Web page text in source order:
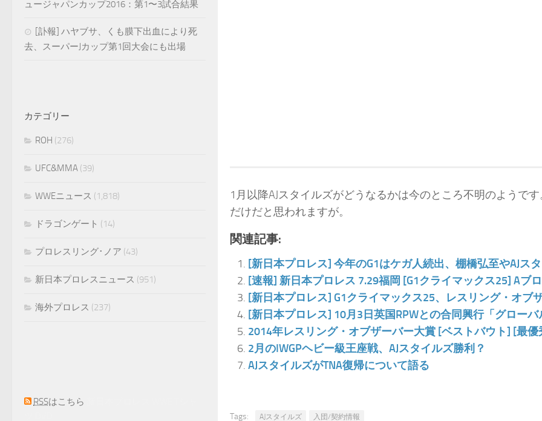
1月以降AJスタイルズがどうなるかは今のところ不明のようで
だけだと思われますが。
関連記事:
[新日本プロレス] 今年のG1はケガ人続出、棚橋弘至やAJス
[速報] 新日本プロレス 7.29福岡 [G1クライマックス25] Aブ
[新日本プロレス] G1クライマックス25、レスリング・オブ
[新日本プロレス] 10月3日英国RPWとの合同興行「グローバ
2014年レスリング・オブザーバー大賞 [ベストバウト] [最優
2月のIWGPヘビー級王座戦、AJスタイルズ勝利？
AJスタイルズがTNA復帰について語る
Tags: AJスタイルズ 入団/契約情報
ュージャパンカップ2016：第1〜3試合結果
[訃報] ハヤブサ、くも膜下出血により死
去、スーパーJカップ第1回大会にも出場
カテゴリー
ROH (276)
UFC&MMA (39)
WWEニュース (1,818)
ドラゴンゲート (14)
プロレスリング･ノア (43)
新日本プロレスニュース (951)
海外プロレス (237)
RSSはこちら